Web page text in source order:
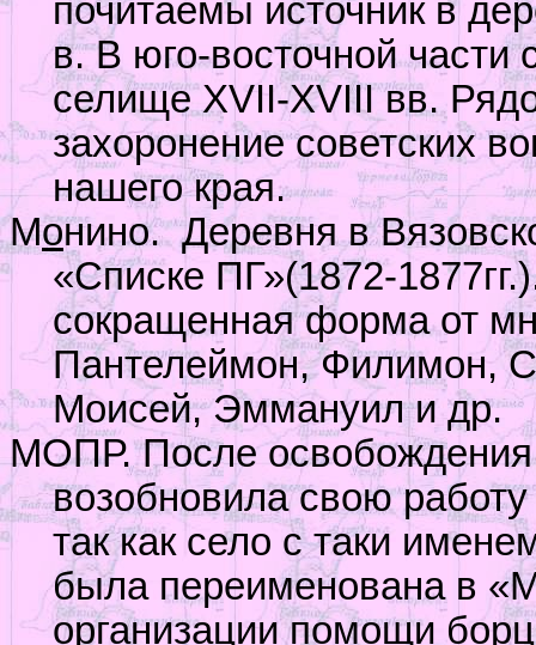
почитаемы источник в
в. В юго-восточной части
селищеXVII-XVIIIвв.
захоронение советских
нашего края.
Монино. Деревня в
«Списке ПГ»(1872-
сокращенная форма от
Пантелеймон, Филимон,
Моисей, Эммануил и др.
МОПР. После
возобновила свою
так как село с таки
была переименована в
организации помощи